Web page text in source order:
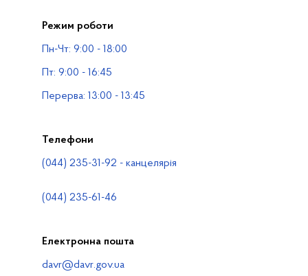
Публічна інформація
Водогосподарські організації
Режим роботи
Пн-Чт: 9:00 - 18:00
Пт: 9:00 - 16:45
Перерва: 13:00 - 13:45
Телефони
(044) 235-31-92 - канцелярія
(044) 235-61-46
Електронна пошта
davr@davr.gov.ua